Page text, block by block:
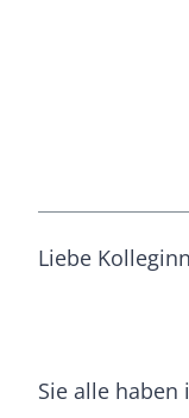
Liebe
Sie alle